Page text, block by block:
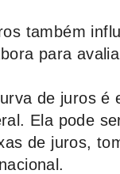
também
para
de juros é
Ela pode
de juros,